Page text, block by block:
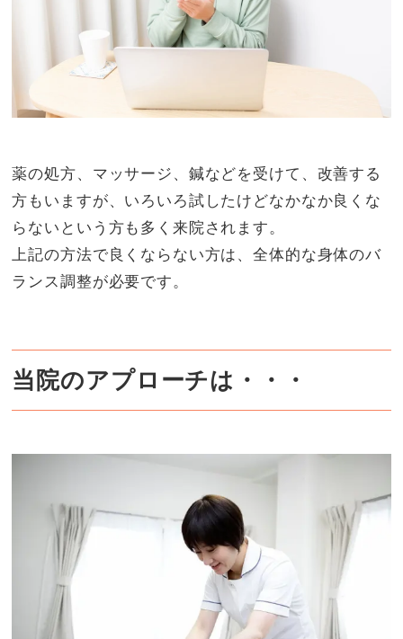
薬の処方、マッサージ、鍼などを受けて、改善する
方もいますが、いろいろ試したけどなかなか良くな
らないという方も多く来院されます。
上記の方法で良くならない方は、全体的な身体のバ
ランス調整が必要です。
当院のアプローチは・・・